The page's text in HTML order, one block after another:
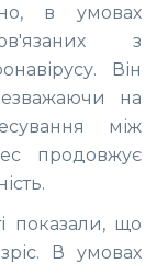
в умовах
з
Він
на
між
продовжує
показали, що
В умовах